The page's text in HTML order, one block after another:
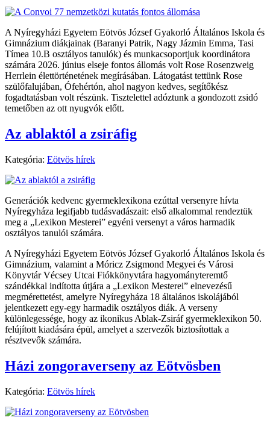
A Nyíregyházi Egyetem Eötvös József Gyakorló Általános Iskola és
Gimnázium diákjainak (Baranyi Patrik, Nagy Jázmin Emma, Tasi
Tímea 10.B osztályos tanulók) és munkacsoportjuk koordinátora
számára 2026. június elseje fontos állomás volt Rose Rosenzweig
Herrlein élettörténetének megírásában. Látogatást tettünk Rose
szülőfalujában, Ófehértón, ahol nagyon kedves, segítőkész
fogadtatásban volt részünk. Tisztelettel adóztunk a gondozott zsidó
temetőben az ott nyugvók előtt.
Az ablaktól a zsiráfig
Kategória: Eötvös hírek
Generációk kedvenc gyermeklexikona ezúttal versenyre hívta
Nyíregyháza legifjabb tudásvadászait: első alkalommal rendeztük
meg a „Lexikon Mesterei” egyéni versenyt a város harmadik
osztályos tanulói számára.
A Nyíregyházi Egyetem Eötvös József Gyakorló Általános Iskola és
Gimnázium, valamint a Móricz Zsigmond Megyei és Városi
Könyvtár Vécsey Utcai Fiókkönyvtára hagyományteremtő
szándékkal indította útjára a „Lexikon Mesterei” elnevezésű
megmérettetést, amelyre Nyíregyháza 18 általános iskolájából
jelentkezett egy-egy harmadik osztályos diák. A verseny
különlegessége, hogy az ikonikus Ablak-Zsiráf gyermeklexikon 50.
felújított kiadására épül, amelyet a szervezők biztosítottak a
résztvevők számára.
Házi zongoraverseny az Eötvösben
Kategória: Eötvös hírek